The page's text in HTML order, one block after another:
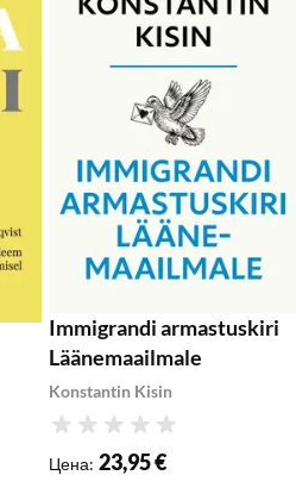
Immigrandi armastuskiri
Läänemaailmale
Konstantin Kisin
Рейтинг
Цена: 23,95 €
Добавить в корзину